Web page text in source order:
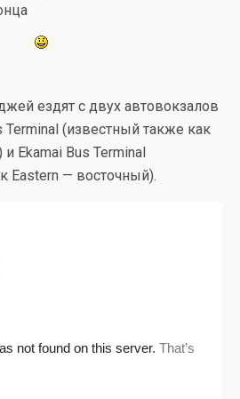
ездят с двух автовокзалов
Terminal (известный также как
Ekamai Bus Terminal
Eastern — восточный).